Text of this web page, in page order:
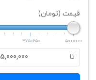
قیمت (تومان)
3750250 5000000
تا 5,000,000